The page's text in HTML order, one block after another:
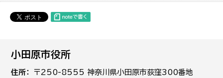
小田原市役所
住所
〒250-8555 神奈川県小田原市荻窪300番地